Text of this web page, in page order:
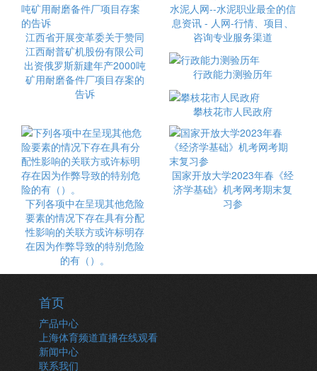
江西省开展变革委关于赞同
江西耐普矿机股份有限公司
出资俄罗斯新建年产2000吨
矿用耐磨备件厂项目存案的
告诉
水泥人网--水泥职业最全的信
息资讯 - 人网-行情、项目、
咨询专业服务渠道
行政能力测验历年
攀枝花市人民政府
下列各项中在呈现其他危险
要素的情况下存在具有分配
性影响的关联方或许标明存
在因为作弊导致的特别危险
的有（）。
国家开放大学2023年春《经
济学基础》机考网考期末复
习参
首页
产品中心
上海体育频道直播在线观看
新闻中心
联系我们